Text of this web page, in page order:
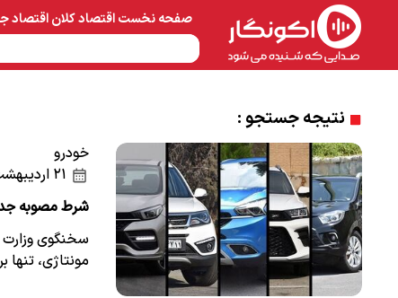
صفحه نخستاقتصاد کلاناقتصاد
نتیجه جستجو :
خودرو
شرط مصوبه
سخنگوی
مونتاژی، تنها